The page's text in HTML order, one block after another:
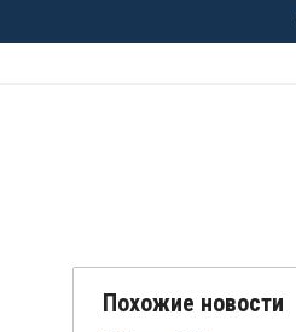
Похожие новости